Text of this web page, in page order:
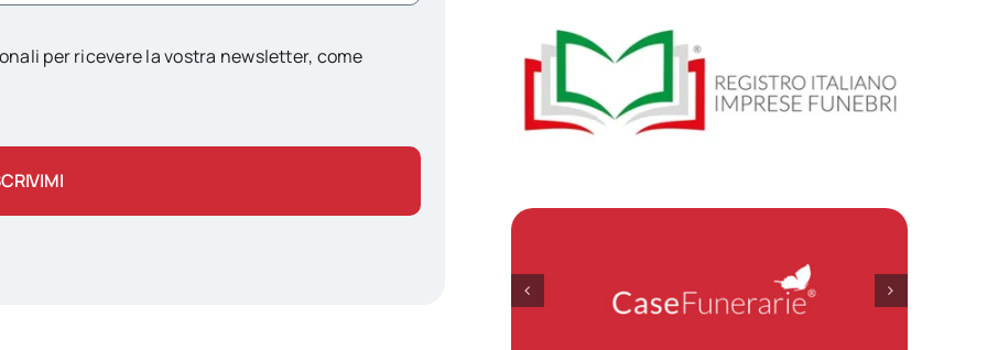
per ricevere la vostra newsletter, come